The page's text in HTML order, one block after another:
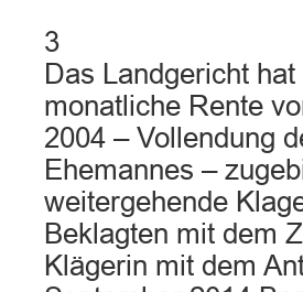
3
Das Landgericht
monatliche Rente
2004 – Vollendung
Ehemannes –
weitergehende
Beklagten mit dem
Klägerin mit dem